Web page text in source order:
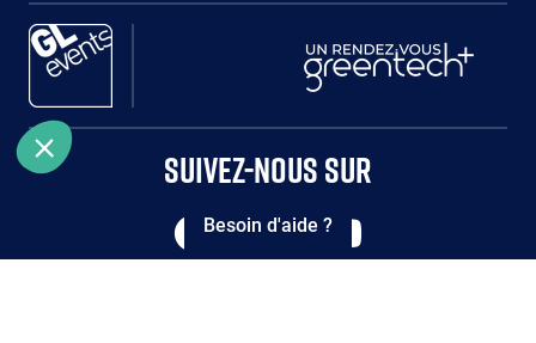
Besoin d'aide ?
Paragraphes
SUIVEZ-NOUS SUR